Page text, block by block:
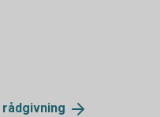
rådgivning